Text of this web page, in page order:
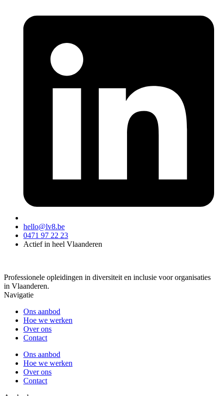
hello@lv8.be
0471 97 22 23
Actief in heel Vlaanderen
Professionele opleidingen in diversiteit en inclusie voor organisaties
in Vlaanderen.
Navigatie
Ons aanbod
Hoe we werken
Over ons
Contact
Ons aanbod
Hoe we werken
Over ons
Contact